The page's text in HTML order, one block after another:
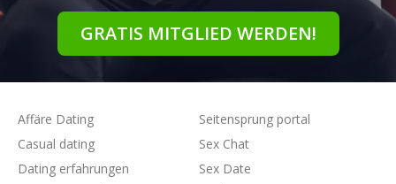
GRATIS MITGLIED WERDEN!
Affäre Dating
Casual dating
Dating erfahrungen
Seitensprung portal
Sex Chat
Sex Date